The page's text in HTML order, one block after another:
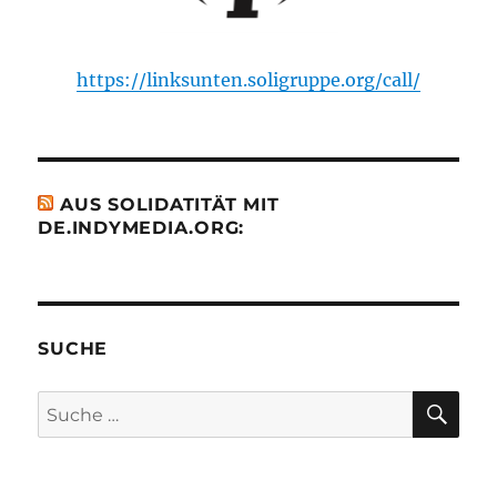
https://linksunten.soligruppe.org/call/
AUS SOLIDATITÄT MIT
DE.INDYMEDIA.ORG:
SUCHE
Suche
nach: